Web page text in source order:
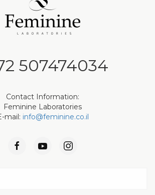
507474034
Contact Information:
Feminine Laboratories
mail: info@feminine.co.il